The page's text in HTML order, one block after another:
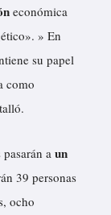
económica
» En
su papel
como
a un
39 personas
ocho